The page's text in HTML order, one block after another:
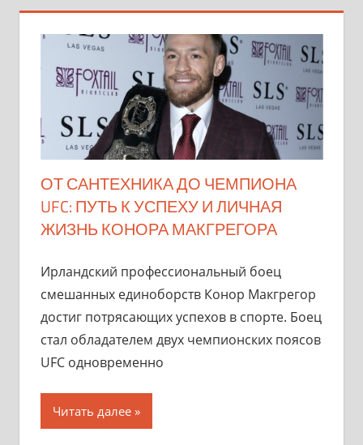
ОТ САНТЕХНИКА ДО ЧЕМПИОНА
UFC: ПУТЬ К УСПЕХУ И ЛИЧНАЯ
ЖИЗНЬ КОНОРА МАКГРЕГОРА
Ирландский профессиональный боец
смешанных единоборств Конор Макгрегор
достиг потрясающих успехов в спорте. Боец
стал обладателем двух чемпионских поясов
UFC одновременно
Читать далее